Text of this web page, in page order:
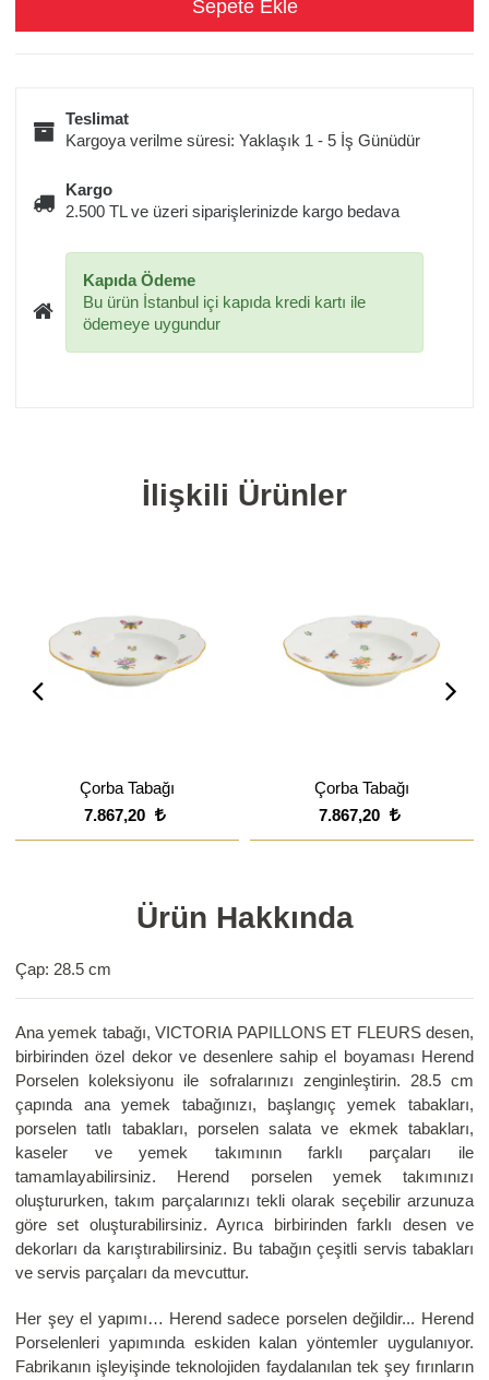
Teslimat
Kargoya verilme süresi: Yaklaşık 1 - 5 İş Günüdür
Kargo
2.500 TL ve üzeri siparişlerinizde kargo bedava
Kapıda Ödeme
Bu ürün İstanbul içi kapıda kredi kartı ile
ödemeye uygundur
İlişkili Ürünler
Çorba Tabağı
7.867,20
Çorba Tabağı
7.867,20
Ürün Hakkında
Çap: 28.5 cm
Ana yemek tabağı, VICTORIA PAPILLONS ET FLEURS desen,
birbirinden özel dekor ve desenlere sahip el boyaması Herend
Porselen koleksiyonu ile sofralarınızı zenginleştirin. 28.5 cm
çapında ana yemek tabağınızı, başlangıç yemek tabakları,
porselen tatlı tabakları, porselen salata ve ekmek tabakları,
kaseler ve yemek takımının farklı parçaları ile
tamamlayabilirsiniz. Herend porselen yemek takımınızı
oluştururken, takım parçalarınızı tekli olarak seçebilir arzunuza
göre set oluşturabilirsiniz. Ayrıca birbirinden farklı desen ve
dekorları da karıştırabilirsiniz. Bu tabağın çeşitli servis tabakları
ve servis parçaları da mevcuttur.
Her şey el yapımı… Herend sadece porselen değildir... Herend
Porselenleri yapımında eskiden kalan yöntemler uygulanıyor.
Fabrikanın işleyişinde teknolojiden faydalanılan tek şey fırınların